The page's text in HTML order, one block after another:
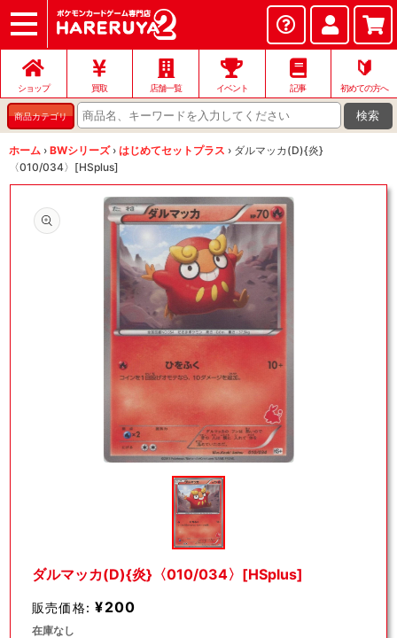
ショップ
店頭買取
ネット買取
店舗一覧
イベント
お問い合わせ
ショップ 買取 店舗一覧 イベント 記事
🔰
初めての方へ
商品カテゴリ 検索
ホーム › BWシリーズ › はじめてセットプラス › ダルマッカ(D){炎}
〈010/034〉[HSplus]
(1)
を
ダルマッカ(D){炎}〈010/034〉[HSplus]
販売価格: ¥200
在庫なし